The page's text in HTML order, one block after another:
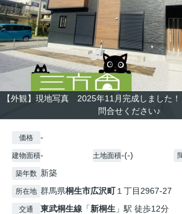
【外観】現地写真 2025年11月完成しました
問合せください♪
価格 -
建物面積- 土地面積-(-)
築年数 新築
所在地 群馬県桐生市広沢町１丁目2967-27
交通 東武桐生線 「新桐生 」駅 徒歩12分